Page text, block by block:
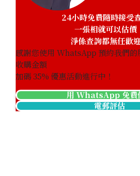
24小時免費隨時接受
一張相就可以估價
淨係查詢都無任歡
感謝您使用 WhatsApp 預約我們的
收購金額
加碼35% 優惠活動進行中！
用 WhatsApp 免費
電郵評估